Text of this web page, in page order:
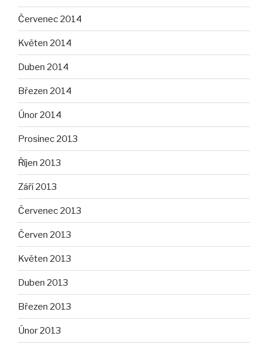
Červenec 2014
Květen 2014
Duben 2014
Březen 2014
Únor 2014
Prosinec 2013
Říjen 2013
Září 2013
Červenec 2013
Červen 2013
Květen 2013
Duben 2013
Březen 2013
Únor 2013